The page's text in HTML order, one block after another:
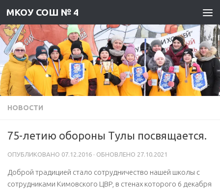
Skip to content
МКОУ СОШ № 4
НОВОСТИ
75-летию обороны Тулы посвящается.
ОПУБЛИКОВАНО 07.12.2016 · ОБНОВЛЕНО 27.10.2021
Доброй традицией стало сотрудничество нашей школы с
сотрудниками Кимовского ЦВР, в стенах которого 6 декабря